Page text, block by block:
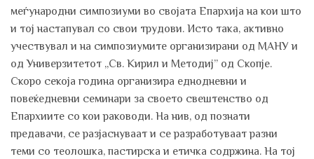
меѓународни симпозиуми во својата Епархија на кои што
и тој настапувал со свои трудови. Исто така, активно
учествувал и на симпозиумите организирани од МАНУ и
од Универзитетот „Св. Кирил и Методиј” од Скопје.
Скоро секоја година организира еднодневни и
повеќедневни семинари за своето свештенство од
Епархиите со кои раководи. На нив, од познати
предавачи, се разјаснуваат и се разработуваат разни
теми со теолошка, пастирска и етичка содржина. На тој